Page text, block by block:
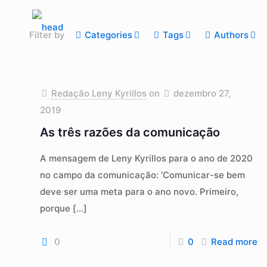
Filter by Categories Tags Authors
Redação Leny Kyrillos on
dezembro 27,
2019
As três razões da comunicação
A mensagem de Leny Kyrillos para o ano de 2020
no campo da comunicação: ‘Comunicar-se bem
deve ser uma meta para o ano novo. Primeiro,
porque […]
0 0 Read more